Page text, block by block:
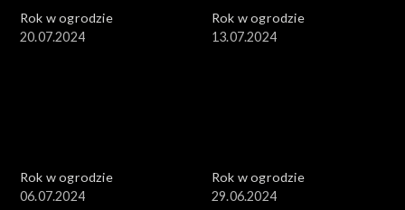
Rok w ogrodzie
20.07.2024
Rok w ogrodzie
13.07.2024
Rok w ogrodzie
06.07.2024
Rok w ogrodzie
29.06.2024